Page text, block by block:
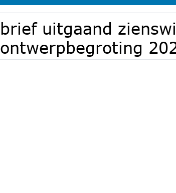
brief uitgaand
ontwerpbegroting